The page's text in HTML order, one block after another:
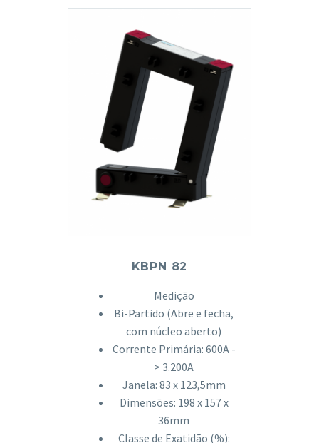
KBPN 82
Medição
Bi-Partido (Abre e fecha,
com núcleo aberto)
Corrente Primária: 600A -
> 3.200A
Janela: 83 x 123,5mm
Dimensões: 198 x 157 x
36mm
Classe de Exatidão (%):